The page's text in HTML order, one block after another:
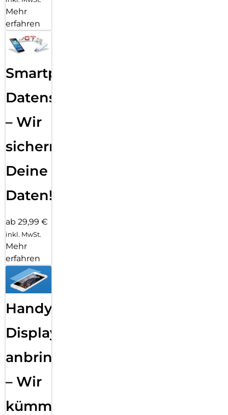
Mehr
erfahren
Smartphone
Datensicherung
– Wir
sichern
Deine
Daten!
ab 29,99 €
inkl. MwSt.
Mehr
erfahren
Handy
Displayfolie
anbringen
– Wir
kümmern